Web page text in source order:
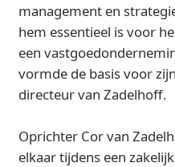
management en
hem essentieel is voor
een
vormde de basis voor
directeur van Zadelhoff.
Oprichter Cor van
elkaar tijdens een